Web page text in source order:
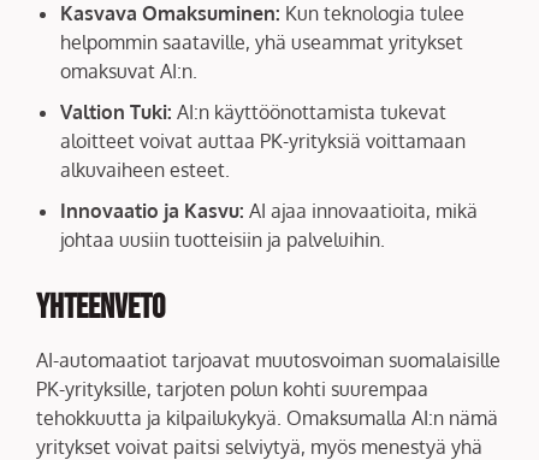
Kasvava Omaksuminen: Kun teknologia tulee
helpommin saataville, yhä useammat yritykset
omaksuvat AI:n.
Valtion Tuki: AI:n käyttöönottamista tukevat
aloitteet voivat auttaa PK-yrityksiä voittamaan
alkuvaiheen esteet.
Innovaatio ja Kasvu: AI ajaa innovaatioita, mikä
johtaa uusiin tuotteisiin ja palveluihin.
Yhteenveto
AI-automaatiot tarjoavat muutosvoiman suomalaisille
PK-yrityksille, tarjoten polun kohti suurempaa
tehokkuutta ja kilpailukykyä. Omaksumalla AI:n nämä
yritykset voivat paitsi selviytyä, myös menestyä yhä